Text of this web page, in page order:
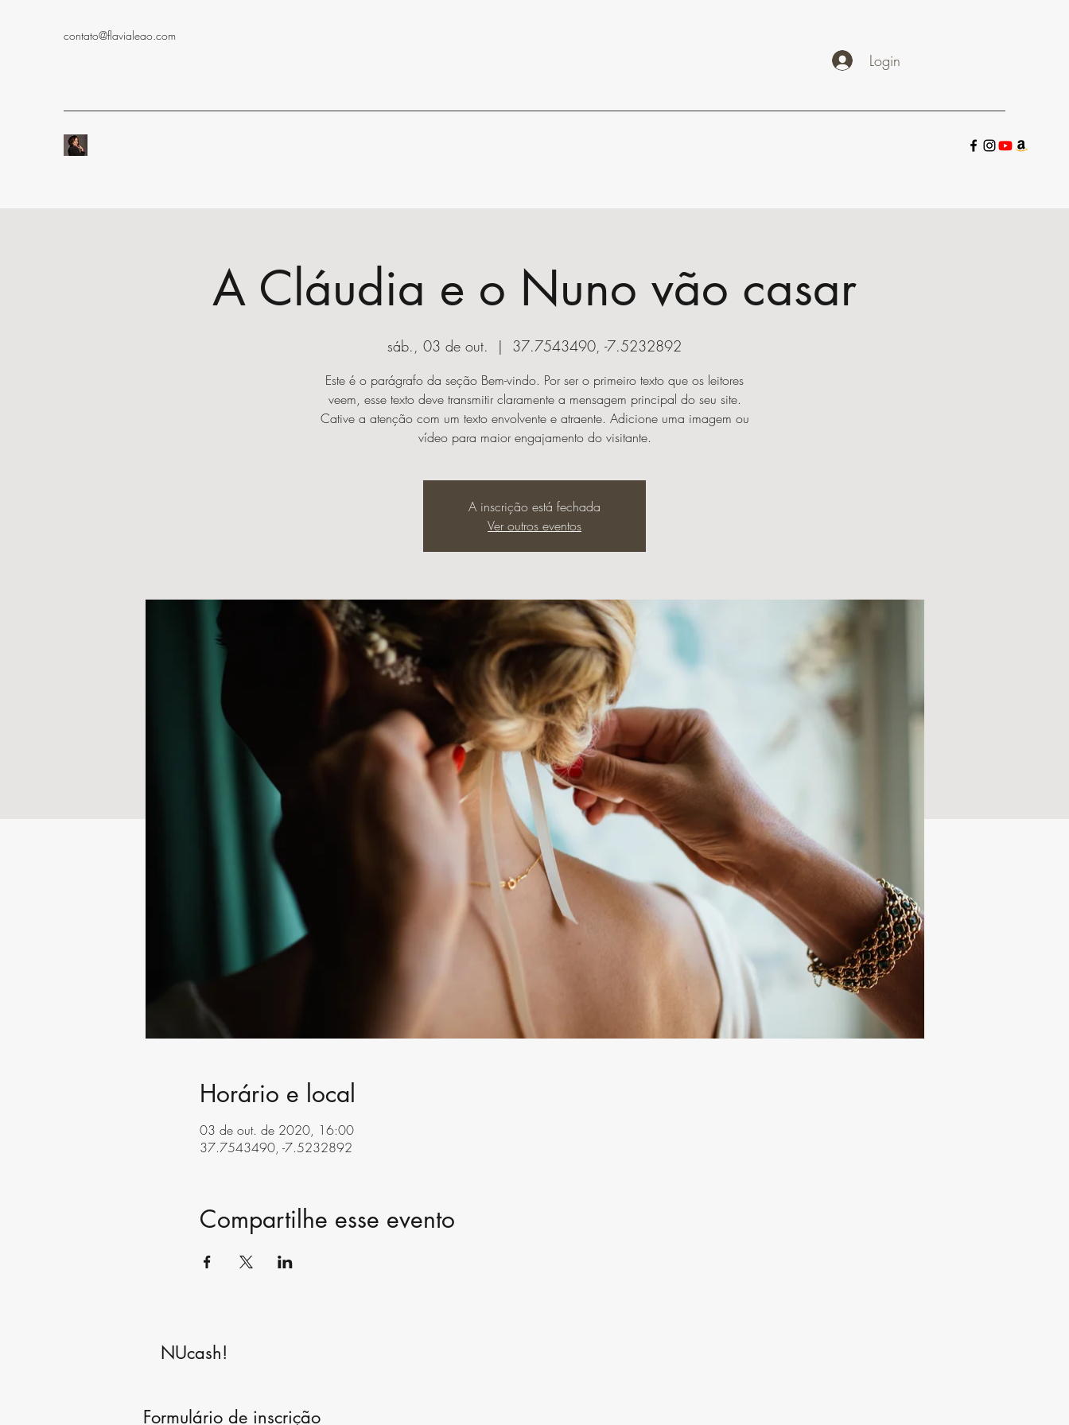
contato@flavialeao.com
Login
A Cláudia e o Nuno vão casar
sáb., 03 de out.
  |
37.7543490, -7.5232892
Este é o parágrafo da seção Bem-vindo. Por ser o primeiro texto que os leitores
veem, esse texto deve transmitir claramente a mensagem principal do seu site.
Cative a atenção com um texto envolvente e atraente. Adicione uma imagem ou
vídeo para maior engajamento do visitante.
A inscrição está fechada
Ver outros eventos
Horário e local
03 de out. de 2020, 16:00
37.7543490, -7.5232892
Compartilhe esse evento
NUcash!
Formulário de inscrição